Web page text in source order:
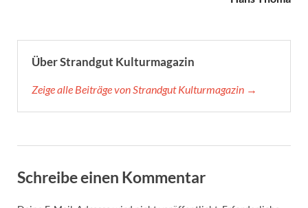
Über Strandgut Kulturmagazin
Zeige alle Beiträge von Strandgut Kulturmagazin →
Schreibe einen Kommentar